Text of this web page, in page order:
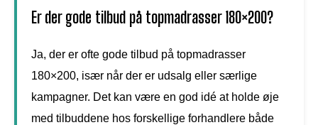
Er der gode tilbud på topmadrasser 180×200?
Ja, der er ofte gode tilbud på topmadrasser
180×200, især når der er udsalg eller særlige
kampagner. Det kan være en god idé at holde øje
med tilbuddene hos forskellige forhandlere både